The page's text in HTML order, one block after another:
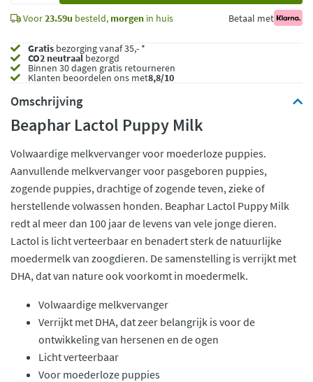
Voor23.59u besteld, morgen in huis Betaal met
Gratis bezorging vanaf 35,- *
CO2 neutraalbezorgd
Binnen 30 dagen gratis retourneren
Klanten beoordelen ons met8,8/10
Omschrijving
Beaphar Lactol Puppy Milk
Volwaardige melkvervanger voor moederloze puppies.
Aanvullende melkvervanger voor pasgeboren puppies,
zogende puppies, drachtige of zogende teven, zieke of
herstellende volwassen honden. Beaphar Lactol Puppy Milk
redt al meer dan 100 jaar de levens van vele jonge dieren.
Lactol is licht verteerbaar en benadert sterk de natuurlijke
moedermelk van zoogdieren. De samenstelling is verrijkt met
DHA, dat van nature ook voorkomt in moedermelk.
Volwaardige melkvervanger
Verrijkt met DHA, dat zeer belangrijk is voor de
ontwikkeling van hersenen en de ogen
Licht verteerbaar
Voor moederloze puppies